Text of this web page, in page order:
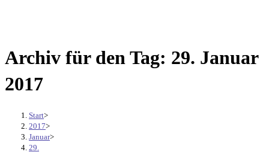
Archiv für den Tag: 29. Januar
2017
Start>
2017>
Januar>
29.